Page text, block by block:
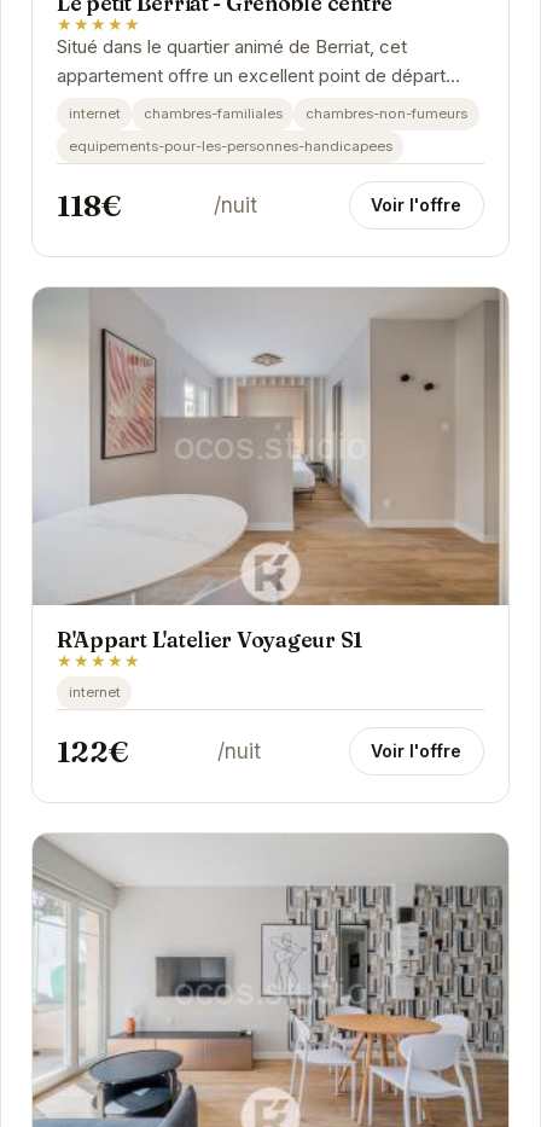
★★★★★
Situé dans le quartier animé de Berriat, cet
appartement offre un excellent point de départ
pour explorer Grenoble. Proche des transports en...
internet chambres-familiales
chambres-non-fumeurs
equipements-pour-les-personnes-handicapees
118€ /nuit Voir l'offre
R'Appart L'atelier Voyageur S1
★★★★★
internet
122€ /nuit Voir l'offre